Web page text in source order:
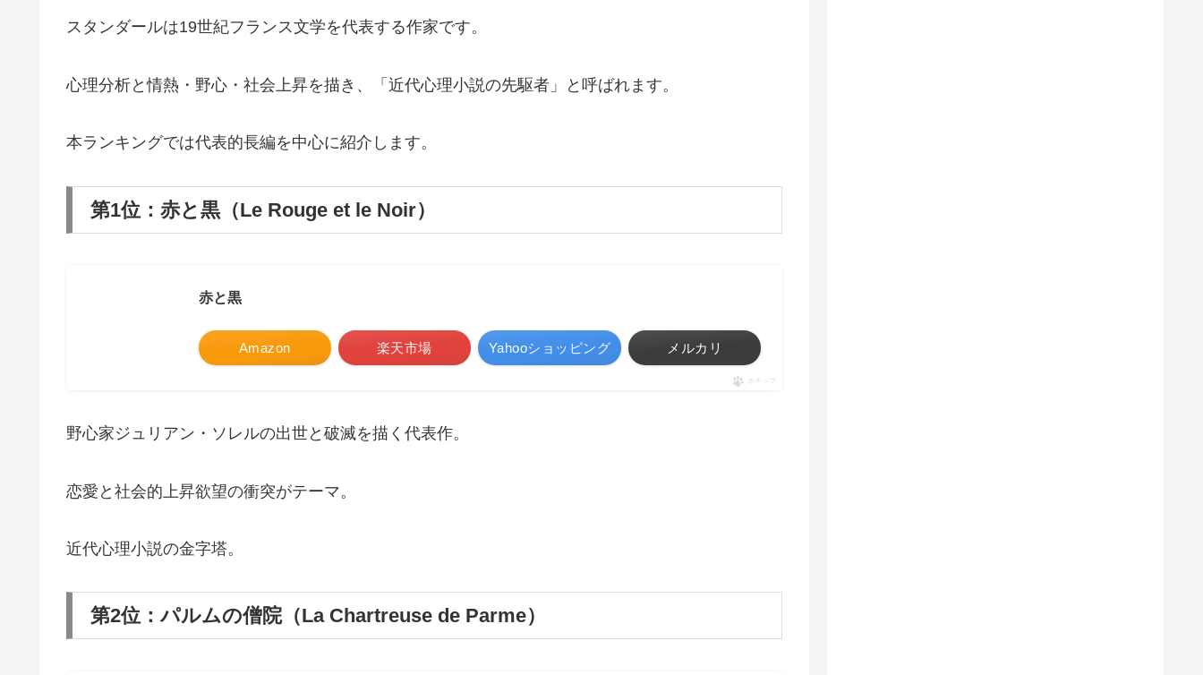
スタンダールは19世紀フランス文学を代表する作家です。
心理分析と情熱・野心・社会上昇を描き、「近代心理小説の先駆者」と呼ばれます。
本ランキングでは代表的長編を中心に紹介します。
第1位：赤と黒（Le Rouge et le Noir）
赤と黒
Amazon 楽天市場 Yahooショッピング メルカリ
ポチップ
野心家ジュリアン・ソレルの出世と破滅を描く代表作。
恋愛と社会的上昇欲望の衝突がテーマ。
近代心理小説の金字塔。
第2位：パルムの僧院（La Chartreuse de Parme）